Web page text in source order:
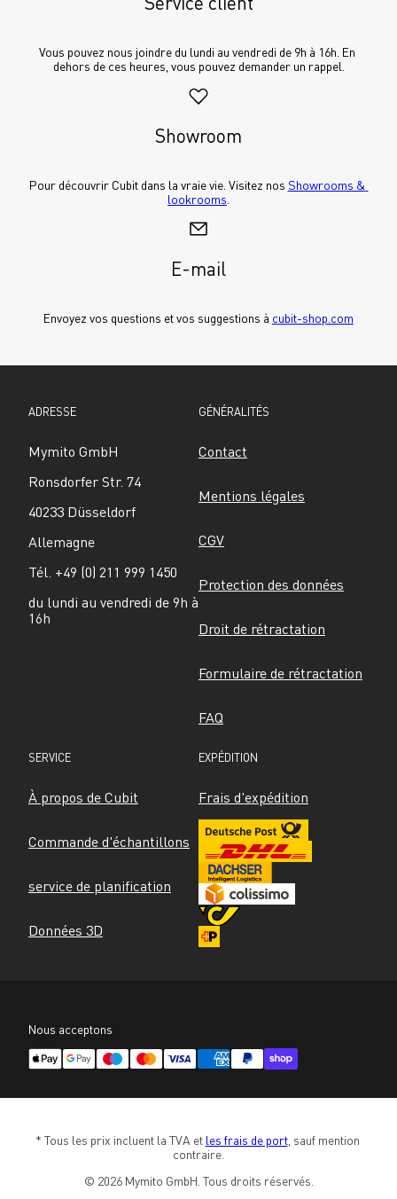
Vous pouvez nous joindre du lundi au vendredi de 9h à 16h. En
dehors de ces heures, vous pouvez demander un rappel.
Showroom
Pour découvrir Cubit dans la vraie vie. Visitez nos Showrooms &
lookrooms
E-mail
Envoyez vos questions et vos suggestions à cubit-shop.com
ADRESSE
Mymito GmbH
Ronsdorfer Str. 74
40233 Düsseldorf
Allemagne
Tél. +49 (0) 211 999 1450
du lundi au vendredi de 9h à
16h
GÉNÉRALITÉS
Contact
Mentions légales
CGV
Protection des données
Droit de rétractation
Formulaire de rétractation
FAQ
SERVICE
À propos de Cubit
Commande d'échantillons
service de planification
Données 3D
EXPÉDITION
Frais d'expédition
Nous acceptons
* Tous les prix incluent la TVA et les frais de port, sauf mention
contraire.
© 2026 Mymito GmbH. Tous droits réservés.